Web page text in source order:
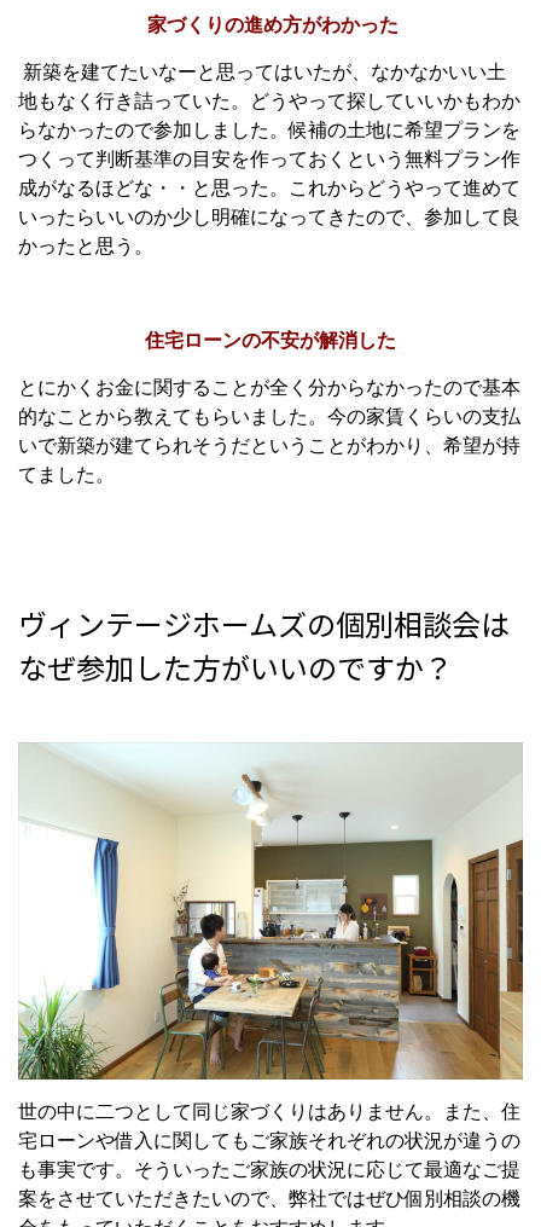
家づくりの進め方がわかった
新築を建てたいなーと思ってはいたが、なかなかいい土
地もなく行き詰っていた。どうやって探していいかもわか
らなかったので参加しました。候補の土地に希望プランを
つくって判断基準の目安を作っておくという無料プラン作
成がなるほどな・・と思った。これからどうやって進めて
いったらいいのか少し明確になってきたので、参加して良
かったと思う。
住宅ローンの不安が解消した
とにかくお金に関することが全く分からなかったので基本
的なことから教えてもらいました。今の家賃くらいの支払
いで新築が建てられそうだということがわかり、希望が持
てました。
ヴィンテージホームズの個別相談会は
なぜ参加した方がいいのですか？
世の中に二つとして同じ家づくりはありません。また、住
宅ローンや借入に関してもご家族それぞれの状況が違うの
も事実です。そういったご家族の状況に応じて最適なご提
案をさせていただきたいので、弊社ではぜひ個別相談の機